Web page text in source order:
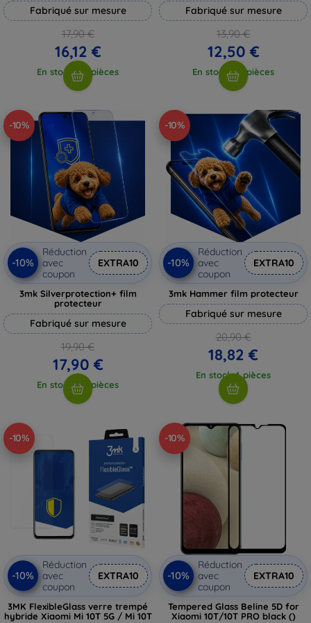
Fabriqué sur mesure
17,90 €
16,12 €
En stock > 5 pièces
Fabriqué sur mesure
13,90 €
12,50 €
En stock > 5 pièces
-10%
-10%
Réduction
avec
coupon
EXTRA10
3mk Silverprotection+ film
protecteur
Fabriqué sur mesure
19,90 €
17,90 €
En stock > 5 pièces
-10%
-10%
Réduction
avec
coupon
EXTRA10
3mk Hammer film protecteur
Fabriqué sur mesure
20,90 €
18,82 €
En stock 4 pièces
-10%
-10%
Réduction
avec
coupon
EXTRA10
3MK FlexibleGlass verre trempé
hybride Xiaomi Mi 10T 5G / Mi 10T
-10%
-10%
Réduction
avec
coupon
EXTRA10
Tempered Glass Beline 5D for
Xiaomi 10T/10T PRO black ()